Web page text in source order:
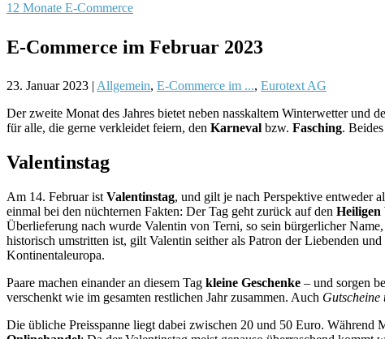
12 Monate E-Commerce
E-Commerce im Februar 2023
23. Januar 2023 | Allgemein, E-Commerce im ..., Eurotext AG
Der zweite Monat des Jahres bietet neben nasskaltem Winterwetter
für alle, die gerne verkleidet feiern, den Karneval bzw. Fasching.
Valentinstag
Am 14. Februar ist Valentinstag, und gilt je nach Perspektive entweder
einmal bei den nüchternen Fakten: Der Tag geht zurück auf den Heiligen
Überlieferung nach wurde Valentin von Terni, so sein bürgerlicher
historisch umstritten ist, gilt Valentin seither als Patron der Liebenden
Kontinentaleuropa.
Paare machen einander an diesem Tag kleine Geschenke – und sorgen
verschenkt wie im gesamten restlichen Jahr zusammen. Auch Gutscheine
Die übliche Preisspanne liegt dabei zwischen 20 und 50 Euro.